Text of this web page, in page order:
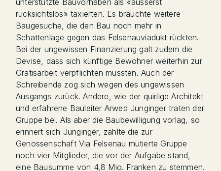
unterstützte Bauvorhaben als «äusserst
rücksichtslos» taxierten. Es brauchte weitere
Baugesuche, die den Bau noch mehr in
Schattenlage gegen das Felsenauviadukt rückten.
Bei der ungewissen Finanzierung galt zudem die
Devise, dass sich künftige Bewohner weiterhin zur
Gratisarbeit verpflichten mussten. Auch der
Schreibende zog sich wegen des ungewissen
Ausgangs zurück. Andere, wie der quirlige Architekt
und erfahrene Bauleiter Arwed Junginger traten der
Gruppe bei. Als aber die Baubewilligung vorlag, so
erinnert sich Junginger, zählte die zur
Genossenschaft Via Felsenau mutierte Gruppe
noch vier Mitglieder, die vor der Aufgabe stand,
eine Bausumme von 4,8 Mio. Franken zu stemmen.